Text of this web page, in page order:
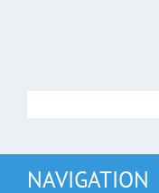
NAVIGATION
!!!Если Вы с